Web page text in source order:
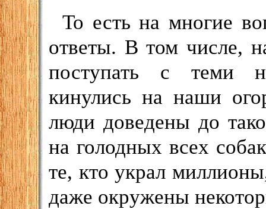
То есть на многие
ответы. В том числе,
поступать с теми
кинулись на наши
люди доведены до
на голодных всех
те, кто украл
даже окружены